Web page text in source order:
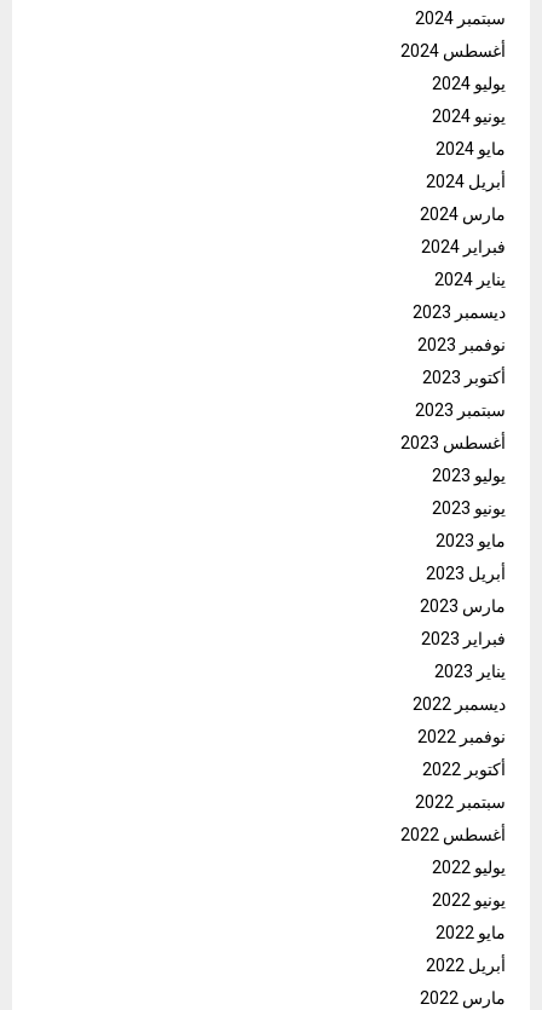
سبتمبر 2024
أغسطس 2024
يوليو 2024
يونيو 2024
مايو 2024
أبريل 2024
مارس 2024
فبراير 2024
يناير 2024
ديسمبر 2023
نوفمبر 2023
أكتوبر 2023
سبتمبر 2023
أغسطس 2023
يوليو 2023
يونيو 2023
مايو 2023
أبريل 2023
مارس 2023
فبراير 2023
يناير 2023
ديسمبر 2022
نوفمبر 2022
أكتوبر 2022
سبتمبر 2022
أغسطس 2022
يوليو 2022
يونيو 2022
مايو 2022
أبريل 2022
مارس 2022